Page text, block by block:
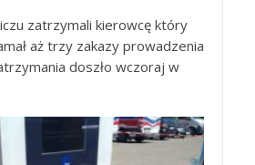
zatrzymali kierowcę który
aż trzy zakazy prowadzenia
doszło wczoraj w